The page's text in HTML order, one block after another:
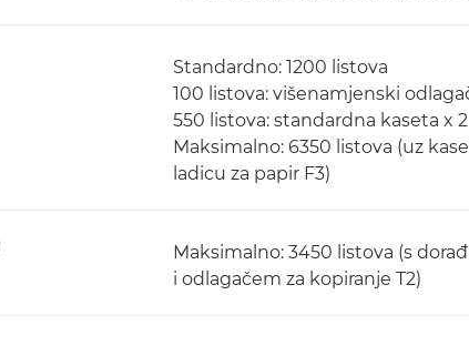
Standardno: 1200 listova
100 listova: višenamjenski
550 listova: standardna kaseta x 2
Maksimalno: 6350 listova (uz
ladicu za papir F3)
Maksimalno: 3450 listova (s
i odlagačem za kopiranje T2)